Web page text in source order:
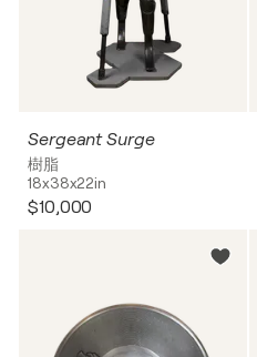
Sergeant Surge
樹脂
18x38x22in
$10,000